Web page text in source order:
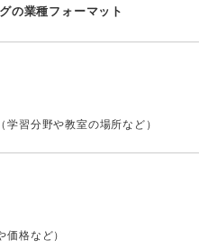
の業種フォーマット
習分野や教室の場所など）
格など）